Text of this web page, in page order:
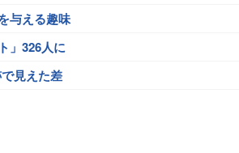
与える趣味
」326人に
見えた差